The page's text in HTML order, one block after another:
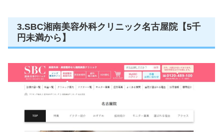
3.SBC湘南美容外科クリニック名古屋院【5千
円未満から】